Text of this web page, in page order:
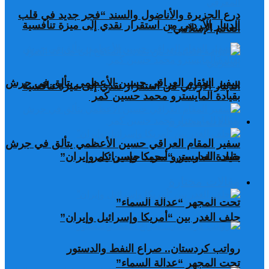
الدينار الأردني من استقرار نقدي إلى ميزة تنافسية
سفير المقام العراقي حسين الأعظمي يتألق في جرش
بقيادة المايسترو محمد حسين كمر
حلف الغدر بين “أمريكا وإسرائيل وإيران”
تحت المجهر “عدالة السماء”
رواتب كردستان.. صراع النفط والدستور
درع الجزيرة والأناضول والسند “فجر جديد في قلب
العالم الإسلامي”
الدينار الأردني من استقرار نقدي إلى ميزة تنافسية
سفير المقام العراقي حسين الأعظمي يتألق في جرش
بقيادة المايسترو محمد حسين كمر
حلف الغدر بين “أمريكا وإسرائيل وإيران”
تحت المجهر “عدالة السماء”